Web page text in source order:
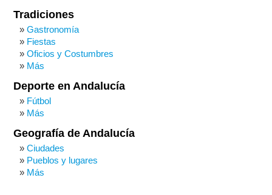
Tradiciones
Gastronomía
Fiestas
Oficios y Costumbres
Más
Deporte en Andalucía
Fútbol
Más
Geografía de Andalucía
Ciudades
Pueblos y lugares
Más